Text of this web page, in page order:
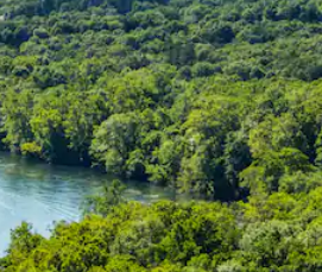
με τα κουμπιά πάνω και κάτω